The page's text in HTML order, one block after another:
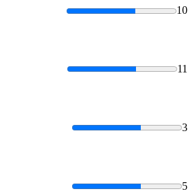
10
11
3
5